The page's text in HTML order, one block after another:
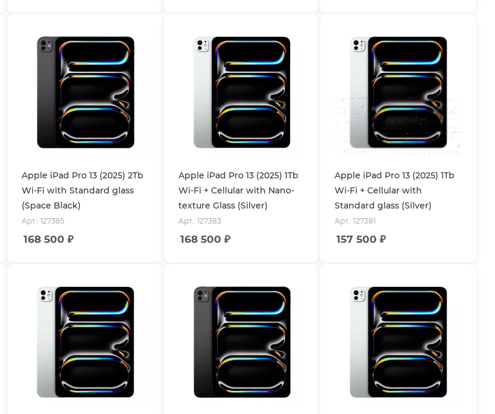
Apple iPad Pro 13 (2025) 2Tb
Wi-Fi with Standard glass
(Space Black)
Арт.: 127385
168 500 ₽
Apple iPad Pro 13 (2025) 1Tb
Wi-Fi + Cellular with Nano-
texture Glass (Silver)
Арт.: 127383
168 500 ₽
Apple iPad Pro 13 (2025) 1Tb
Wi-Fi + Cellular with
Standard glass (Silver)
Арт.: 127381
157 500 ₽